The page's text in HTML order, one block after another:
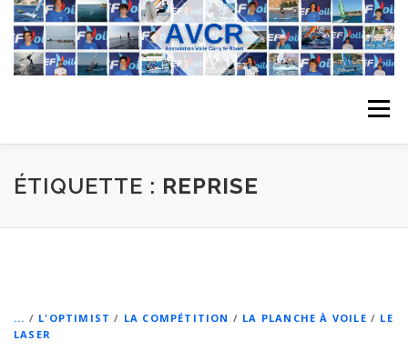
Aller
contenu
Menu
ACCUEIL L’ASSOCIATION ACTIVITÉS DU CLUB
REGATES ALBUMS PHOTO
ÉTIQUETTE : REPRISE
... / L'OPTIMIST / LA COMPÉTITION / LA PLANCHE À VOILE / LE
LASER